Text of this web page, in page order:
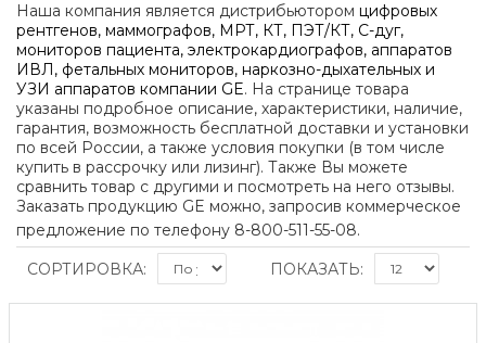
Наша компания является дистрибьютором цифровых
рентгенов, маммографов, МРТ, КТ, ПЭТ/КТ, C-дуг,
мониторов пациента, электрокардиографов, аппаратов
ИВЛ, фетальных мониторов, наркозно-дыхательных и
УЗИ аппаратов компании GE. На странице товара
указаны подробное описание, характеристики, наличие,
гарантия, возможность бесплатной доставки и установки
по всей России, а также условия покупки (в том числе
купить в рассрочку или лизинг). Также Вы можете
сравнить товар с другими и посмотреть на него отзывы.
Заказать продукцию GE можно, запросив коммерческое
предложение по телефону 8-800-511-55-08.
СОРТИРОВКА:
ПОКАЗАТЬ: